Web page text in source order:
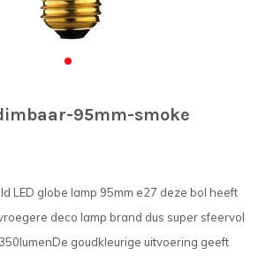
95mm-smoke
LED globe lamp 95mm e27 deze bol heeft
deco lamp brand dus super sfeervol
goudkleurige uitvoering geeft